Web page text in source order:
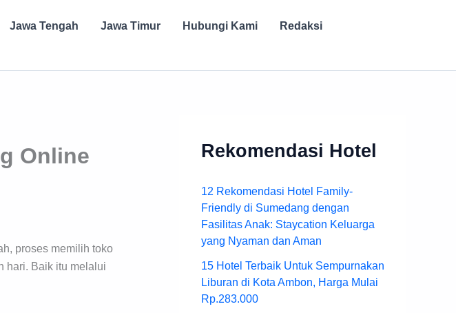
Jawa Tengah Jawa Timur Hubungi Kami
Redaksi
Online
proses memilih toko
hari. Baik itu melalui
Rekomendasi Hotel
12 Rekomendasi Hotel Family-
Friendly di Sumedang dengan
Fasilitas Anak: Staycation Keluarga
yang Nyaman dan Aman
15 Hotel Terbaik Untuk Sempurnakan
Liburan di Kota Ambon, Harga Mulai
Rp.283.000